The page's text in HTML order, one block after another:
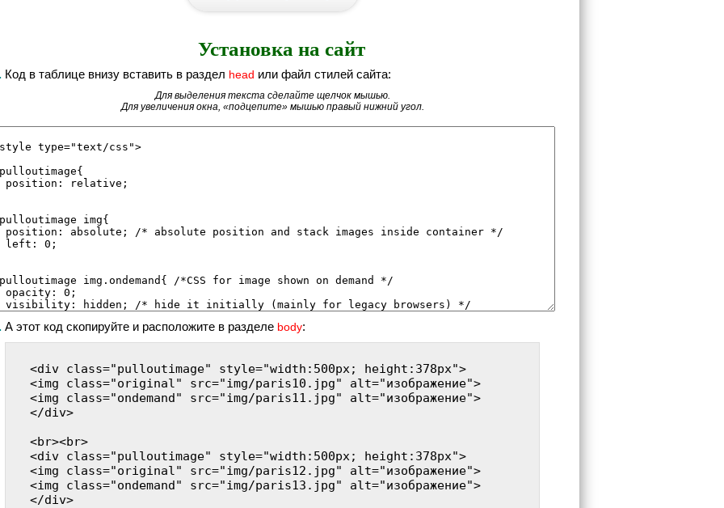
Установка на сайт
Код в таблице внизу вставить в раздел head или файл стилей сайта:
Для выделения текста сделайте щелчок мышью.
Для увеличения окна, «подцепите» мышью правый нижний угол.
А этот код скопируйте и расположите в разделе body:
<div class="pulloutimage" style="width:500px; height:378px">
<img class="original" src="img/paris10.jpg" alt="изображение">
<img class="ondemand" src="img/paris11.jpg" alt="изображение">
</div>
<br><br>
<div class="pulloutimage" style="width:500px; height:378px">
<img class="original" src="img/paris12.jpg" alt="изображение">
<img class="ondemand" src="img/paris13.jpg" alt="изображение">
</div>